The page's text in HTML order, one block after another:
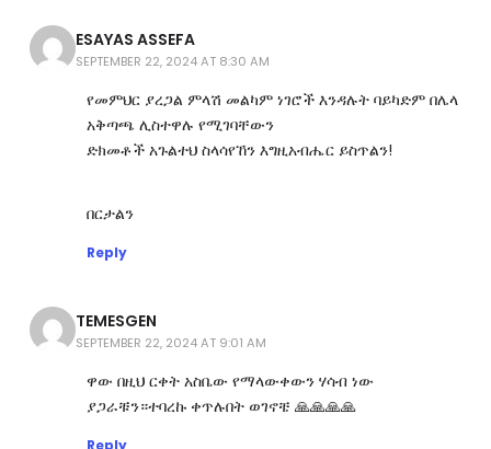
ESAYAS ASSEFA
SEPTEMBER 22, 2024 AT 8:30 AM
የመምህር ያረጋል ምላሽ መልካም ነገሮች እንዳሉት ባይካድም በሌላ
አቅጣጫ ሊስተዋሉ የሚገባቸውን
ድክመቶች አጉልተህ ስላሳየኸን እግዚአብሔር ይስጥልን!
በርታልን
Reply
TEMESGEN
SEPTEMBER 22, 2024 AT 9:01 AM
ዋው በዚህ ርቀት አስቤው የማላውቀውን ሃሳብ ነው
ያጋራቹን።ተባረኩ ቀጥሉበት ወገኖቼ 🙏🙏🙏🙏